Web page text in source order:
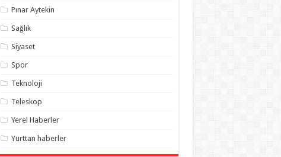
Pınar Aytekin
Sağlık
Siyaset
Spor
Teknoloji
Teleskop
Yerel Haberler
Yurttan haberler